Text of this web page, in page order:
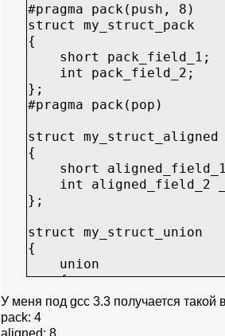
#pragma pack(push, 8)
struct my_struct_pack
{
short pack_field_1;
int pack_field_2;
};
#pragma pack(pop)
struct my_struct_aligned
{
short
int aligned_field_2
};
struct my_struct_union
{
union
{
short
char
} _u1;
У меня под gcc 3.3 получается такой
pack: 4
aligned: 8